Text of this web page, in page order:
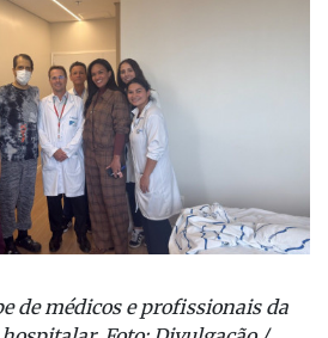
de médicos e profissionais da